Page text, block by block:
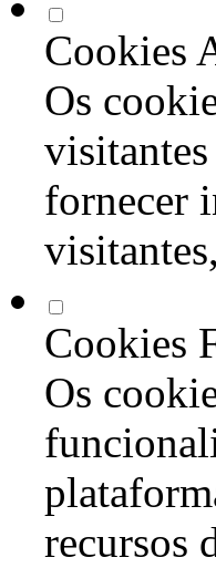
Cookies
Os
fornecer
Cookies
Os
recursos